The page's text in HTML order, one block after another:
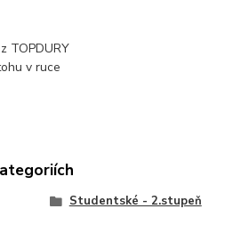
TOPDURY
v ruce
Studentské - 2.stupeň